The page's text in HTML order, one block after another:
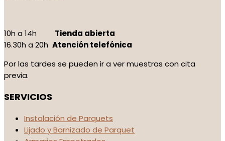
10h a 14h Tienda abierta
16.30h a 20h Atención telefónica
Por las tardes se pueden ir a ver muestras con cita
previa.
SERVICIOS
Instalación de Parquets
Lijado y Barnizado de Parquet